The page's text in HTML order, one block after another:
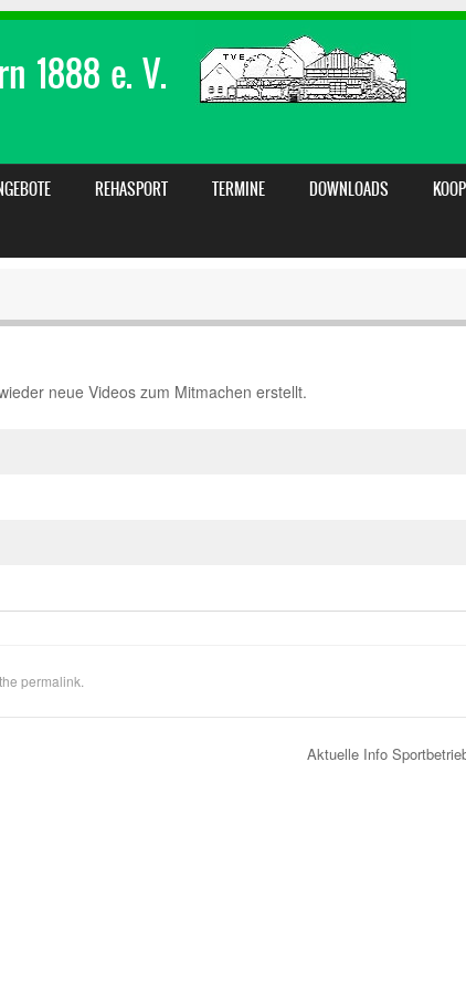
1888 e. V.
REHASPORT TERMINE DOWNLOADS
neue Videos zum Mitmachen erstellt.
permalink
Aktuelle Info